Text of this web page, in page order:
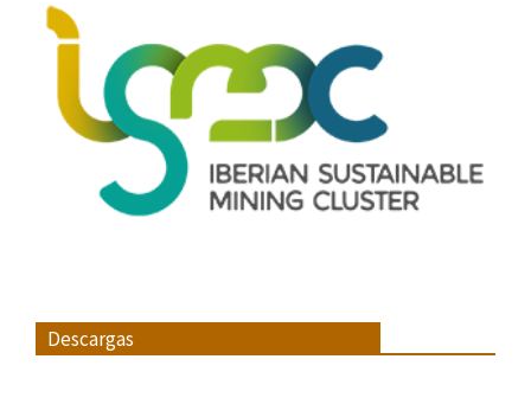
Descargas